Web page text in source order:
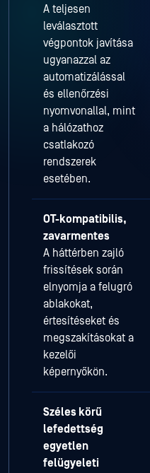
A teljesen
leválasztott
végpontok javítása
ugyanazzal az
automatizálással
és ellenőrzési
nyomvonallal, mint
a hálózathoz
csatlakozó
rendszerek
esetében.
OT-kompatibilis,
zavarmentes
A háttérben zajló
frissítések során
elnyomja a felugró
ablakokat,
értesítéseket és
megszakításokat a
kezelői
képernyőkön.
Széles körű
lefedettség
egyetlen
felügyeleti